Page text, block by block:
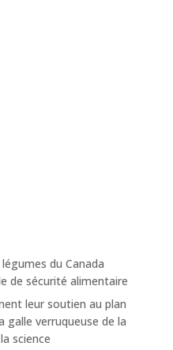
du Canada
de sécurité alimentaire
leur soutien au plan
galle verruqueuse de la
science